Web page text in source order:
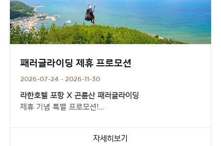
패러글라이딩 제휴 프로모션
2026-07-24 - 2026-11-30
라한호텔 포항 X 곤륜산 패러글라이딩
제휴 기념 특별 프로모션!
라한호텔 포항 투숙객만을 위한
자세히보기